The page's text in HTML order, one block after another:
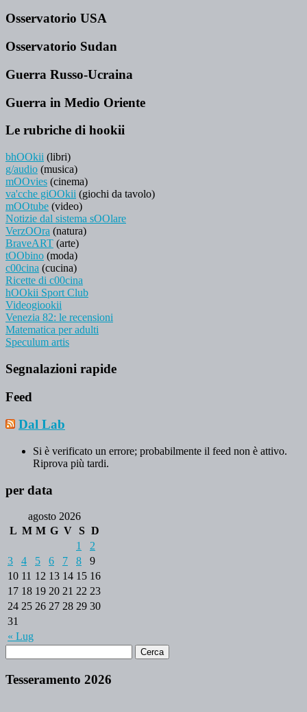
Osservatorio USA
Osservatorio Sudan
Guerra Russo-Ucraina
Guerra in Medio Oriente
Le rubriche di hookii
bhOOkii (libri)
g/audio (musica)
mOOvies (cinema)
va'cche giOOkii (giochi da tavolo)
mOOtube (video)
Notizie dal sistema sOOlare
VerzOOra (natura)
BraveART (arte)
tOObino (moda)
c00cina (cucina)
Ricette di c00cina
hOOkii Sport Club
Videogiookii
Venezia 82: le recensioni
Matematica per adulti
Speculum artis
Segnalazioni rapide
Feed
Dal Lab
Si è verificato un errore; probabilmente il feed non è attivo.
Riprova più tardi.
per data
agosto 2026
L M M G V S D
« Lug
1
2
3
4 5 6 7 8
9
10 11 12 13 14 15 16
17 18 19 20 21 22 23
24 25 26 27 28 29 30
31
Tesseramento 2026